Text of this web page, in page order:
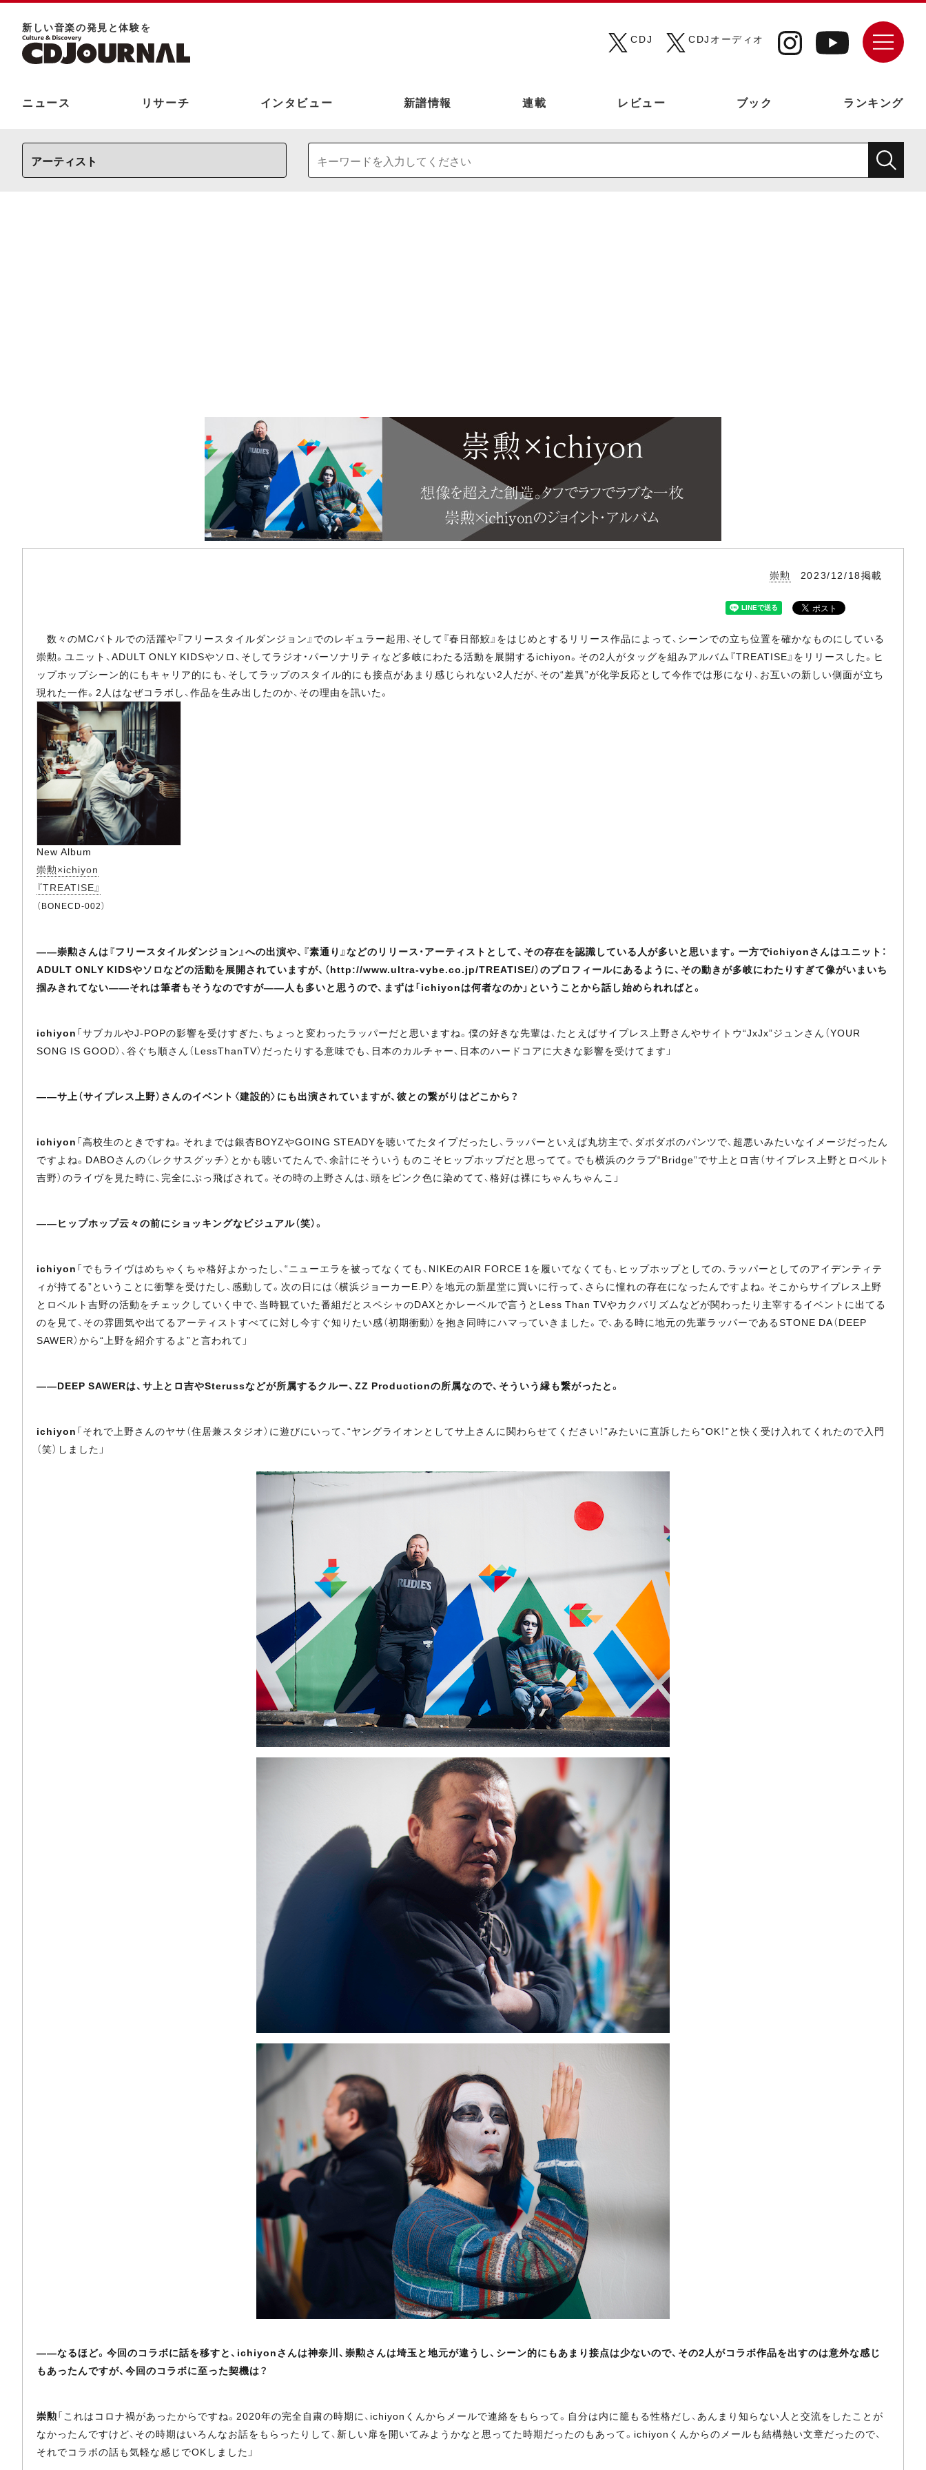
新しい⾳楽の発⾒と体験を
CDJ
CDJオーディオ
ニュース リサーチ インタビュー 新譜情報 連載 レビュー ブック ランキング
崇勲 2023/12/18掲載
数々のMCバトルでの活躍や『フリースタイルダンジョン』でのレギュラー起用、そして『春日部鮫』をはじめとするリリース作品によって、シーンでの立ち位置を確かなものにしている
崇勲。ユニット、ADULT ONLY KIDSやソロ、そしてラジオ・パーソナリティなど多岐にわたる活動を展開するichiyon。その2人がタッグを組みアルバム『TREATISE』をリリースした。ヒ
ップホップシーン的にもキャリア的にも、そしてラップのスタイル的にも接点があまり感じられない2人だが、その“差異”が化学反応として今作では形になり、お互いの新しい側面が立ち
現れた一作。2人はなぜコラボし、作品を生み出したのか、その理由を訊いた。
New Album
崇勲×ichiyon
『TREATISE』
（BONECD-002）
――崇勲さんは『フリースタイルダンジョン』への出演や、『素通り』などのリリース・アーティストとして、その存在を認識している人が多いと思います。一方でichiyonさんはユニット：
ADULT ONLY KIDSやソロなどの活動を展開されていますが、（http://www.ultra-vybe.co.jp/TREATISE/）のプロフィールにあるように、その動きが多岐にわたりすぎて像がいまいち
掴みきれてない――それは筆者もそうなのですが――人も多いと思うので、まずは「ichiyonは何者なのか」ということから話し始められればと。
ichiyon 「サブカルやJ-POPの影響を受けすぎた、ちょっと変わったラッパーだと思いますね。僕の好きな先輩は、たとえばサイプレス上野さんやサイトウ“JxJx”ジュンさん（YOUR
SONG IS GOOD）、谷ぐち順さん（LessThanTV）だったりする意味でも、日本のカルチャー、日本のハードコアに大きな影響を受けてます」
――サ上（サイプレス上野）さんのイベント〈建設的〉にも出演されていますが、彼との繋がりはどこから？
ichiyon 「高校生のときですね。それまでは銀杏BOYZやGOING STEADYを聴いてたタイプだったし、ラッパーといえば丸坊主で、ダボダボのパンツで、超悪いみたいなイメージだったん
ですよね。DABOさんの〈レクサスグッチ〉とかも聴いてたんで、余計にそういうものこそヒップホップだと思ってて。でも横浜のクラブ“Bridge”でサ上とロ吉（サイプレス上野とロベルト
吉野）のライヴを見た時に、完全にぶっ飛ばされて。その時の上野さんは、頭をピンク色に染めてて、格好は裸にちゃんちゃんこ」
――ヒップホップ云々の前にショッキングなビジュアル（笑）。
ichiyon 「でもライヴはめちゃくちゃ格好よかったし、“ニューエラを被ってなくても、NIKEのAIR FORCE 1を履いてなくても、ヒップホップとしての、ラッパーとしてのアイデンティテ
ィが持てる”ということに衝撃を受けたし、感動して。次の日には〈横浜ジョーカーE.P〉を地元の新星堂に買いに行って、さらに憧れの存在になったんですよね。そこからサイプレス上野
とロベルト吉野の活動をチェックしていく中で、当時観ていた番組だとスペシャのDAXとかレーベルで言うとLess Than TVやカクバリズムなどが関わったり主宰するイベントに出てる
のを見て、その雰囲気や出てるアーティストすべてに対し今すぐ知りたい感（初期衝動）を抱き同時にハマっていきました。で、ある時に地元の先輩ラッパーであるSTONE DA（DEEP
SAWER）から“上野を紹介するよ”と言われて」
――DEEP SAWERは、サ上とロ吉やSterussなどが所属するクルー、ZZ Productionの所属なので、そういう縁も繋がったと。
ichiyon 「それで上野さんのヤサ（住居兼スタジオ）に遊びにいって、“ヤングライオンとしてサ上さんに関わらせてください！”みたいに直訴したら“OK！”と快く受け入れてくれたので入門
（笑）しました」
――なるほど。今回のコラボに話を移すと、ichiyonさんは神奈川、崇勲さんは埼玉と地元が違うし、シーン的にもあまり接点は少ないので、その2人がコラボ作品を出すのは意外な感じ
もあったんですが、今回のコラボに至った契機は？
崇勲「これはコロナ禍があったからですね。2020年の完全自粛の時期に、ichiyonくんからメールで連絡をもらって。自分は内に籠もる性格だし、あんまり知らない人と交流をしたことが
なかったんですけど、その時期はいろんなお話をもらったりして、新しい扉を開いてみようかなと思ってた時期だったのもあって。ichiyonくんからのメールも結構熱い文章だったので、
それでコラボの話も気軽な感じでOKしました」